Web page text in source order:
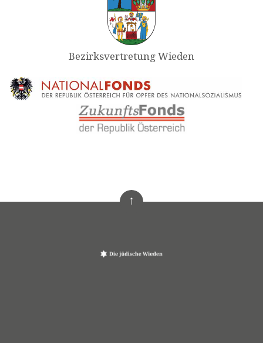
Bezirksvertretung Wieden